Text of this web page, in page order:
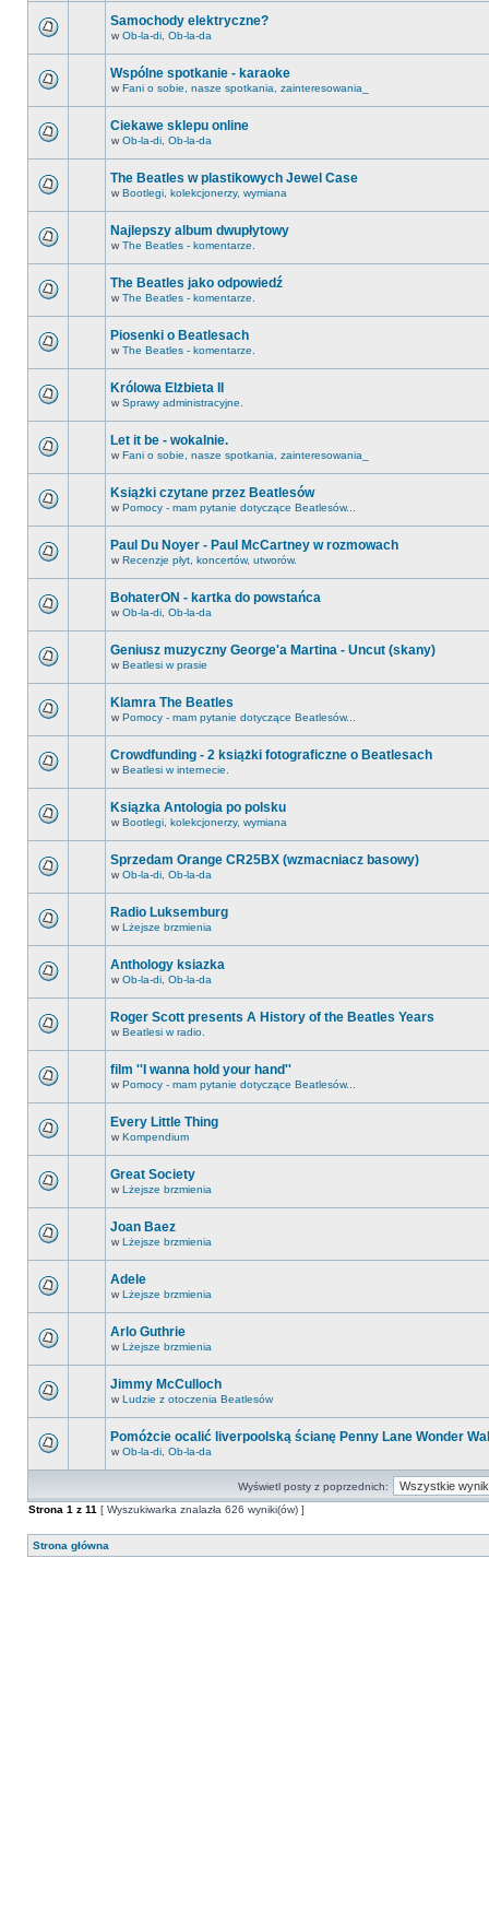
Samochody elektryczne?
w Ob-la-di, Ob-la-da
Wspólne spotkanie - karaoke
w Fani o sobie, nasze spotkania, zainteresowania_
Ciekawe sklepu online
w Ob-la-di, Ob-la-da
The Beatles w plastikowych Jewel Case
w Bootlegi, kolekcjonerzy, wymiana
Najlepszy album dwupłytowy
w The Beatles - komentarze.
The Beatles jako odpowiedź
w The Beatles - komentarze.
Piosenki o Beatlesach
w The Beatles - komentarze.
Królowa Elżbieta II
w Sprawy administracyjne.
Let it be - wokalnie.
w Fani o sobie, nasze spotkania, zainteresowania_
Książki czytane przez Beatlesów
w Pomocy - mam pytanie dotyczące Beatlesów...
Paul Du Noyer - Paul McCartney w rozmowach
w Recenzje płyt, koncertów, utworów.
BohaterON - kartka do powstańca
w Ob-la-di, Ob-la-da
Geniusz muzyczny George'a Martina - Uncut (skany)
w Beatlesi w prasie
Klamra The Beatles
w Pomocy - mam pytanie dotyczące Beatlesów...
Crowdfunding - 2 książki fotograficzne o Beatlesach
w Beatlesi w internecie.
Ksiązka Antologia po polsku
w Bootlegi, kolekcjonerzy, wymiana
Sprzedam Orange CR25BX (wzmacniacz basowy)
w Ob-la-di, Ob-la-da
Radio Luksemburg
w Lżejsze brzmienia
Anthology ksiazka
w Ob-la-di, Ob-la-da
Roger Scott presents A History of the Beatles Years
w Beatlesi w radio.
film ''I wanna hold your hand''
w Pomocy - mam pytanie dotyczące Beatlesów...
Every Little Thing
w Kompendium
Great Society
w Lżejsze brzmienia
Joan Baez
w Lżejsze brzmienia
Adele
w Lżejsze brzmienia
Arlo Guthrie
w Lżejsze brzmienia
Jimmy McCulloch
w Ludzie z otoczenia Beatlesów
Pomóżcie ocalić liverpoolską ścianę Penny Lane Wonder
w Ob-la-di, Ob-la-da
Wyświetl posty z poprzednich:
Strona 1 z 11 [ Wyszukiwarka znalazła 626 wyniki(ów) ]
Strona główna